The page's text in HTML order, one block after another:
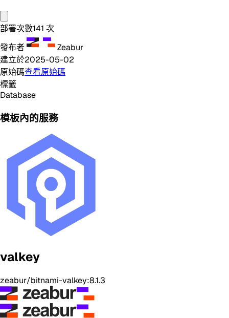
部署次數141 次
發布者
Zeabur
建立於2025-05-02
原始碼查看原始碼
標籤
Database
模板內的服務
valkey
zeabur/bitnami-valkey:8.1.3